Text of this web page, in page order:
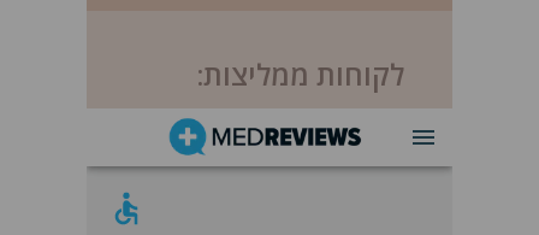
לקוחות ממליצות: